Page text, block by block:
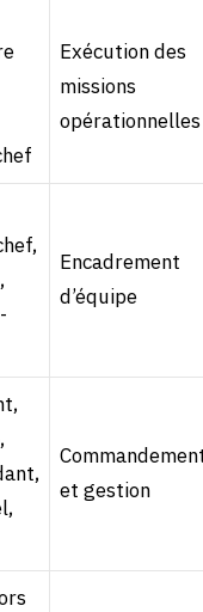
Exécution des
missions
opérationnelles
Encadrement
d’équipe
et gestion